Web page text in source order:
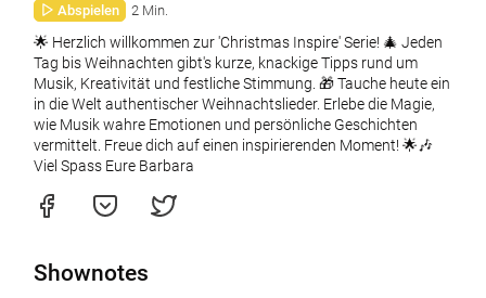
Abspielen 2 Min.
🌟 Herzlich willkommen zur 'Christmas Inspire' Serie! 🎄 Jeden
Tag bis Weihnachten gibt's kurze, knackige Tipps rund um
Musik, Kreativität und festliche Stimmung. 🎁 Tauche heute ein
in die Welt authentischer Weihnachtslieder. Erlebe die Magie,
wie Musik wahre Emotionen und persönliche Geschichten
vermittelt. Freue dich auf einen inspirierenden Moment! 🌟🎶
Viel Spass Eure Barbara
Shownotes